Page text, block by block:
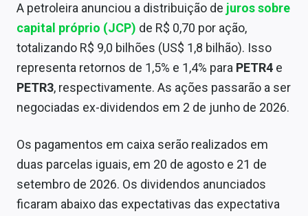
A petroleira anunciou a distribuição de juros sobre
capital próprio (JCP) de R$ 0,70 por ação,
totalizando R$ 9,0 bilhões (US$ 1,8 bilhão). Isso
representa retornos de 1,5% e 1,4% para PETR4 e
PETR3, respectivamente. As ações passarão a ser
negociadas ex-dividendos em 2 de junho de 2026.
Os pagamentos em caixa serão realizados em
duas parcelas iguais, em 20 de agosto e 21 de
setembro de 2026. Os dividendos anunciados
ficaram abaixo das expectativas das expectativa